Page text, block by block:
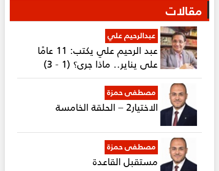
مقالات
عبدالرحيم علي
عبد الرحيم علي يكتب: 11 عامًا
على يناير.. ماذا جرى؟ (1 - 3)
مصطفى حمزة
الاختيار2 – الحلقة الخامسة
مصطفى حمزة
مستقبل القاعدة